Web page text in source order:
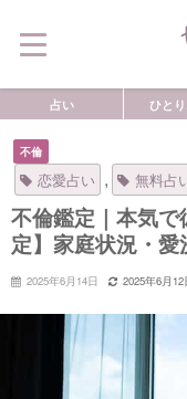
占い ひと
不倫
恋愛占い , 無料占
不倫鑑定｜本気
定】家庭状況・愛
2025年6月14日 2025年6月12